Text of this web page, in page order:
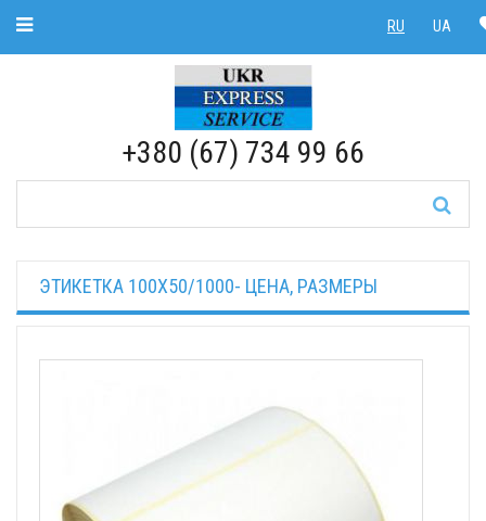
Toggle Navigation UA
RU UA
RU
+380 (67) 734 99 66
ЭТИКЕТКА 100Х50/1000- ЦЕНА, РАЗМЕРЫ